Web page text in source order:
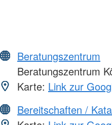
Beratungszentrum
Beratungszentrum
Karte: Link zur
Bereitschaften /